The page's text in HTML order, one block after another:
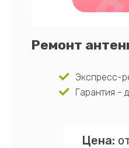
Ремонт
Экспресс-
Гарантия -
Цена: